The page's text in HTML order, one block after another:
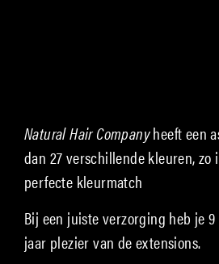
Natural Hair Companyheeft een
dan 27 verschillende kleuren, zo
perfecte kleurmatch
Bij een juiste verzorging heb je
jaar plezier van de extensions.